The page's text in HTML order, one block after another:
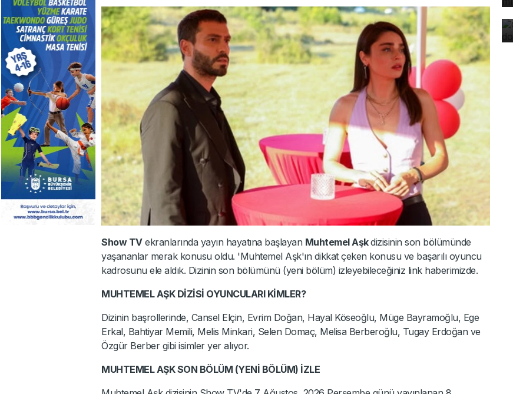
Show TVekranlarında yayın hayatına başlayan Muhtemel Aşkdizisinin son bölümünde
yaşananlar merak konusu oldu. 'Muhtemel Aşk'ın dikkat çeken konusu ve başarılı oyuncu
kadrosunu ele aldık. Dizinin son bölümünü (yeni bölüm) izleyebileceğiniz link haberimizde.
MUHTEMEL AŞK DİZİSİ OYUNCULARI KİMLER?
Dizinin başrollerinde, Cansel Elçin, Evrim Doğan, Hayal Köseoğlu, Müge Bayramoğlu, Ege
Erkal, Bahtiyar Memili, Melis Minkari, Selen Domaç, Melisa Berberoğlu, Tugay Erdoğan ve
Özgür Berber gibi isimler yer alıyor.
MUHTEMEL AŞK SON BÖLÜM (YENİ BÖLÜM) İZLE